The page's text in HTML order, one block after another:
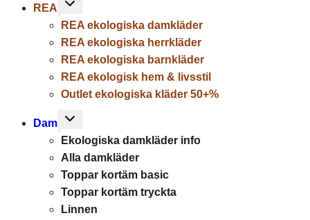
REA
menu
REA ekologiska damkläder
REA ekologiska herrkläder
REA ekologiska barnkläder
REA ekologisk hem & livsstil
Outlet ekologiska kläder 50+%
Dam
Toggle
menu
Ekologiska damkläder info
Alla damkläder
Toppar kortäm basic
Toppar kortäm tryckta
Linnen